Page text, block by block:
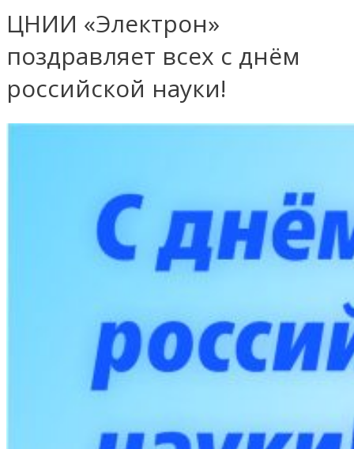
ЦНИИ «Электрон»
поздравляет всех с днём
российской науки!